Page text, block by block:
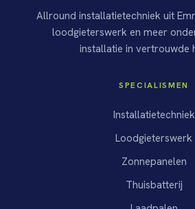
Allround installatietechniek uit
loodgieterswerk en meer
installatie in vertrouwde
SPECIALISMEN
Installatietechniek
Loodgieterswerk
Zonnepanelen
Thuisbatterij